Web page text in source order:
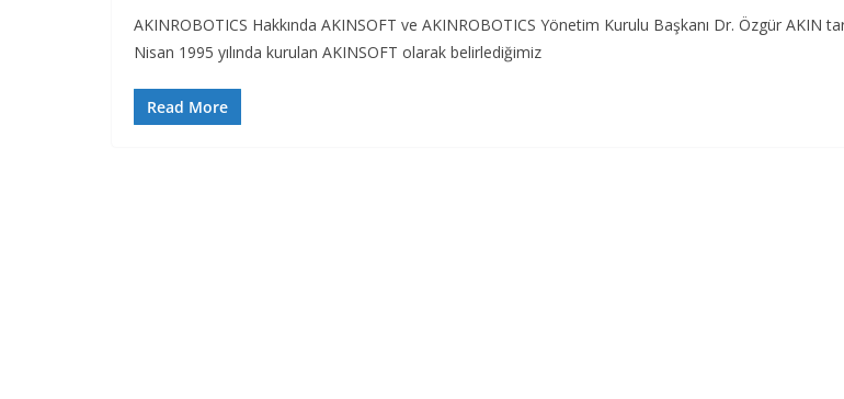
AKINROBOTICS Hakkında AKINSOFT ve AKINROBOTICS Yönetim Kurulu Başkanı Dr. Özgür AKIN
Nisan 1995 yılında kurulan AKINSOFT olarak belirlediğimiz
Read More